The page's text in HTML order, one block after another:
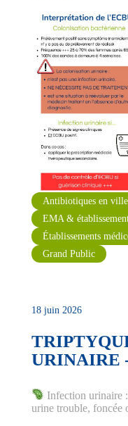
Antibiotiques en ville
EMA &
Établissements
Grand Public
18 juin 2026
URINAIRE
Infection urinaire
urine trouble,